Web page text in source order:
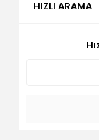
HIZLI ARAMA